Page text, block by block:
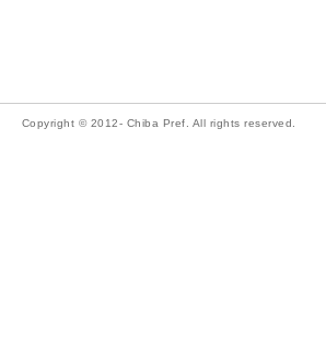
Copyright © 2012- Chiba Pref. All rights reserved.